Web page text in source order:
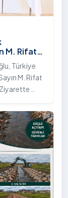
M. Rifat
Türkiye
M. Rifat